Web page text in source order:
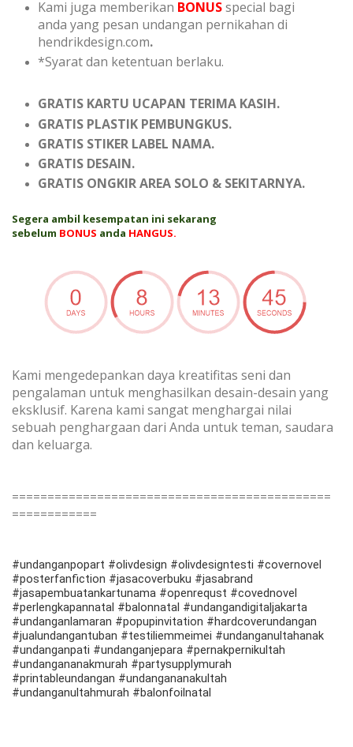
Kami juga memberikan BONUSspecial bagi
anda yang pesan undangan pernikahan di
hendrikdesign.com.
*Syarat dan ketentuan berlaku.
GRATIS KARTU UCAPAN TERIMA KASIH.
GRATIS PLASTIK PEMBUNGKUS.
GRATIS STIKER LABEL NAMA.
GRATIS DESAIN.
GRATIS ONGKIR AREA SOLO & SEKITARNYA.
Segera ambil kesempatan ini sekarang
sebelum BONUS anda HANGUS.
Kami mengedepankan daya kreatifitas seni dan
pengalaman untuk menghasilkan desain-desain yang
eksklusif. Karena kami sangat menghargai nilai
sebuah penghargaan dari Anda untuk teman, saudara
dan keluarga.
=============================================
============
#undanganpopart #olivdesign #olivdesigntesti #covernovel
#posterfanfiction #jasacoverbuku #jasabrand
#jasapembuatankartunama #openrequst #covednovel
#perlengkapannatal #balonnatal #undangandigitaljakarta
#undanganlamaran #popupinvitation #hardcoverundangan
#jualundangantuban #testiliemmeimei #undanganultahanak
#undanganpati #undanganjepara #pernakpernikultah
#undangananakmurah #partysupplymurah
#printableundangan #undangananakultah
#undanganultahmurah #balonfoilnatal